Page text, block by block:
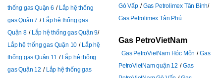
thống gas Quận 6
Lắp hệ thống
gas Quận 7
Lắp hệ thống gas
Quận 8
Lắp hệ thống gas Quận 9
Lắp hệ thống gas Quận 10
Lắp hệ
thống gas Quận 11
Lắp hệ thống
gas Quận 12
Lắp hệ thống gas
Gò Vấp
Gas Petrolimex Tân Bình
Gas Petrolimex Tân Phú
Gas PetroVietNam
Gas PetroVietNam Hóc Môn
Gas
PetroVietNam quận 12
Gas